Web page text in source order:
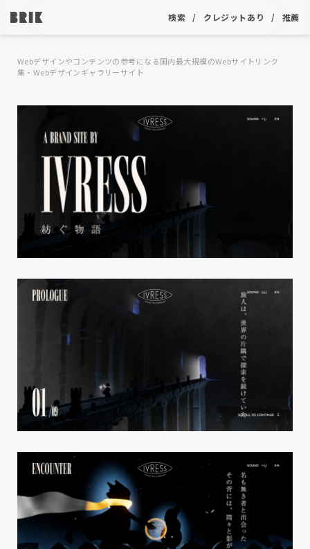
検索 クレジットあり 推薦
Webデザインやコンテンツの参考になる国内最大規模のWebサイトリンク
集・Webデザインギャラリーサイト